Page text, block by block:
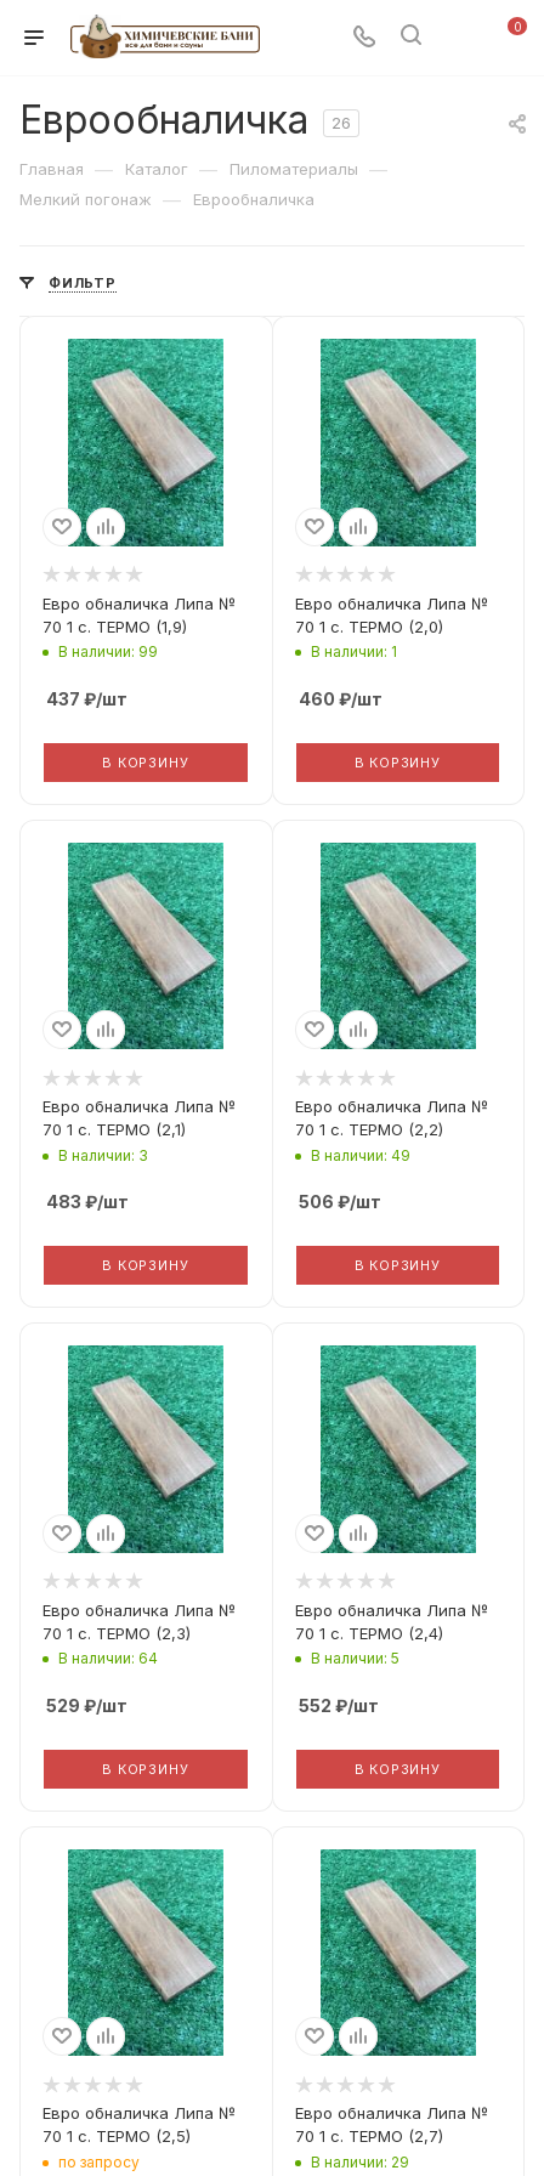
0
Еврообналичка 26
Главная — Каталог — Пиломатериалы —
Мелкий погонаж — Еврообналичка
ФИЛЬТР
Вид дерева
Термо Липа
Вид погонажа
Еврообналичка
Сорт Дерева
Фактическая ширина
70
Евро обналичка Липа №
70 1 с. ТЕРМО (1,9)
В наличии: 99
437 ₽/шт
В КОРЗИНУ
Вид дерева
Термо Липа
Вид погонажа
Еврообналичка
Сорт Дерева
Фактическая ширина
70
Евро обналичка Липа №
70 1 с. ТЕРМО (2,0)
В наличии: 1
460 ₽/шт
В КОРЗИНУ
Вид дерева
Термо Липа
Вид погонажа
Еврообналичка
Сорт Дерева
Фактическая ширина
70
Евро обналичка Липа №
70 1 с. ТЕРМО (2,1)
В наличии: 3
483 ₽/шт
В КОРЗИНУ
Вид дерева
Термо Липа
Вид погонажа
Еврообналичка
Сорт Дерева
Фактическая ширина
70
Евро обналичка Липа №
70 1 с. ТЕРМО (2,2)
В наличии: 49
506 ₽/шт
В КОРЗИНУ
Вид дерева
Термо Липа
Вид погонажа
Еврообналичка
Сорт Дерева
Фактическая ширина
70
Евро обналичка Липа №
70 1 с. ТЕРМО (2,3)
В наличии: 64
529 ₽/шт
В КОРЗИНУ
Вид дерева
Термо Липа
Вид погонажа
Еврообналичка
Сорт Дерева
Фактическая ширина
70
Евро обналичка Липа №
70 1 с. ТЕРМО (2,4)
В наличии: 5
552 ₽/шт
В КОРЗИНУ
Вид дерева
Термо Липа
Вид погонажа
Еврообналичка
Сорт Дерева
Фактическая ширина
70
Евро обналичка Липа №
70 1 с. ТЕРМО (2,5)
по запросу
Вид дерева
Термо Липа
Вид погонажа
Еврообналичка
Сорт Дерева
Фактическая ширина
70
Евро обналичка Липа №
70 1 с. ТЕРМО (2,7)
В наличии: 29